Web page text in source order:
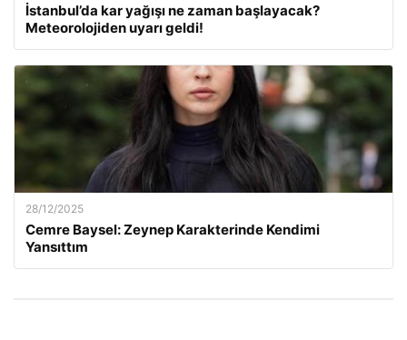
İstanbul’da kar yağışı ne zaman başlayacak?
Meteorolojiden uyarı geldi!
28/12/2025
Cemre Baysel: Zeynep Karakterinde Kendimi
Yansıttım